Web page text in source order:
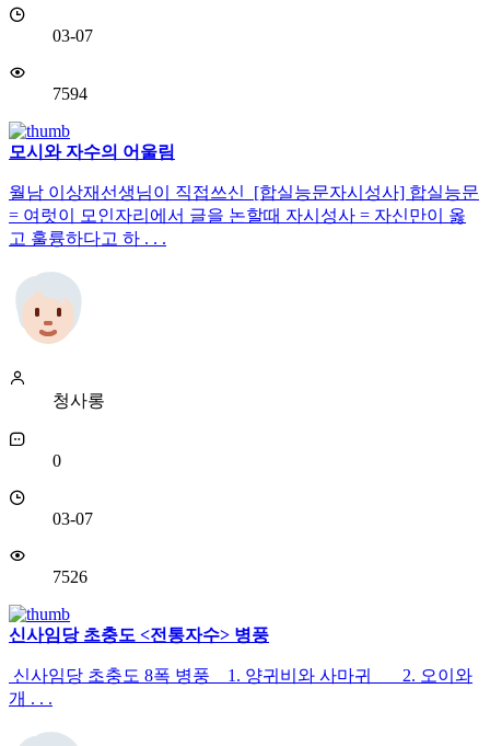
03-07
7594
모시와 자수의 어울림
월남 이상재선생님이 직접쓰신 [합실능문자시성사] 합실능문
= 여럿이 모인자리에서 글을 논할때 자시성사 = 자신만이 옳
고 훌륭하다고 하 . . .
청사롱
0
03-07
7526
신사임당 초충도 <전통자수> 병풍
신사임당 초충도 8폭 병풍 1. 양귀비와 사마귀 2. 오이와
개 . . .